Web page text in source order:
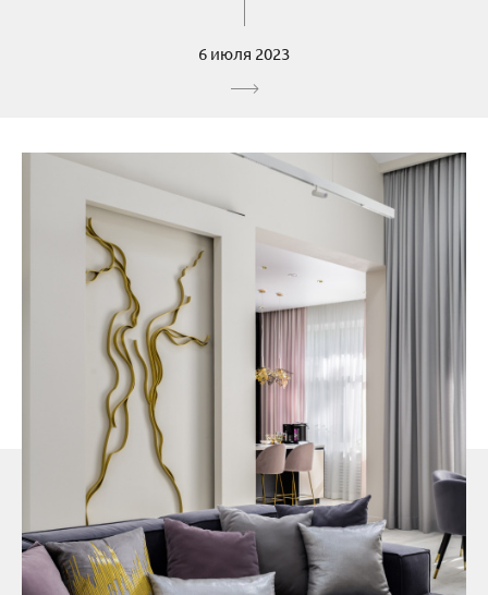
6 июля 2023